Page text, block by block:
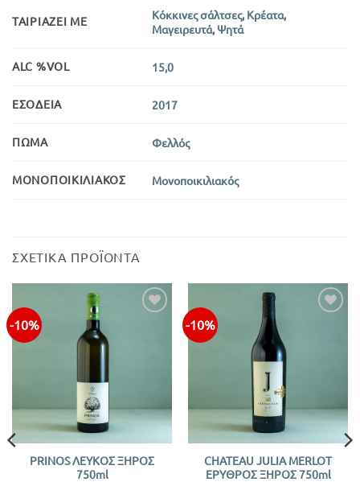
ΤΑΙΡΙΆΖΕΙ ΜΕ Κόκκινες σάλτσες, Κρέατα,
Μαγειρευτά, Ψητά
ALC %VOL 15,0
ΕΣΟΔΕΊΑ 2017
ΠΏΜΑ Φελλός
ΜΟΝΟΠΟΙΚΙΛΙΑΚΌΣ Μονοποικιλιακός
ΣΧΕΤΙΚΆ ΠΡΟΪΌΝΤΑ
-10%
PRINOS ΛΕΥΚΟΣ ΞΗΡΟΣ
750ml
-10%
CHATEAU JULIA MERLOT
ΕΡΥΘΡΟΣ ΞΗΡΟΣ 750ml